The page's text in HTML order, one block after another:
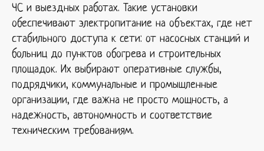
ЧС и выездных работах. Такие установки
обеспечивают электропитание на объектах, где нет
стабильного доступа к сети: от насосных станций и
больниц до пунктов обогрева и строительных
площадок. Их выбирают оперативные службы,
подрядчики, коммунальные и промышленные
организации, где важна не просто мощность, а
надежность, автономность и соответствие
техническим требованиям.